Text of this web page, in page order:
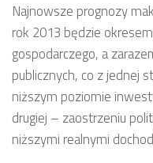
Najnowsze prognozy
rok 2013 będzie
gospodarczego, a
publicznych, co z jednej
niższym poziomie
drugiej – zaostrzeniu
niższymi realnymi